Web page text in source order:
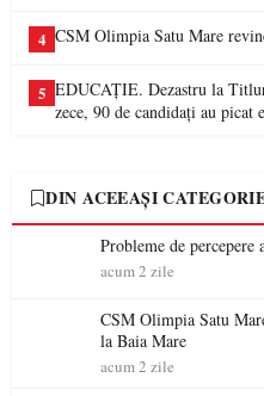
4 CSM Olimpia Satu Mare
5 EDUCAȚIE. Dezastru la
zece, 90 de candidați au picat
DIN ACEEAȘI
Probleme de
acum 2 zile
CSM Olimpia Satu Mare începe
la Baia Mare
acum 2 zile